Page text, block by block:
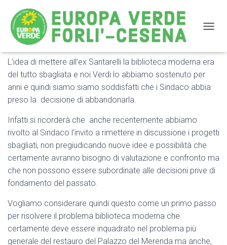
NIENTE BIBLIOTECA ALL’ EX SANTARELLI : UN
PASSO POSITIVO MA INSUFFICIENTE
L’idea di mettere all’ex Santarelli la biblioteca moderna era
del tutto sbagliata e noi Verdi lo abbiamo sostenuto per
anni e quindi siamo siamo soddisfatti che i Sindaco abbia
preso la decisione di abbandonarla.
Infatti si ricorderà che anche recentemente abbiamo
rivolto al Sindaco l’invito a rimettere in discussione i progetti
sbagliati, non pregiudicando nuove idee e possibilità che
certamente avranno bisogno di valutazione e confronto ma
che non possono essere subordinate alle decisioni prive di
fondamento del passato.
Vogliamo considerare quindi questo come un primo passo
per risolvere il problema biblioteca moderna che
certamente deve essere inquadrato nel problema più
generale del restauro del Palazzo del Merenda ma anche,